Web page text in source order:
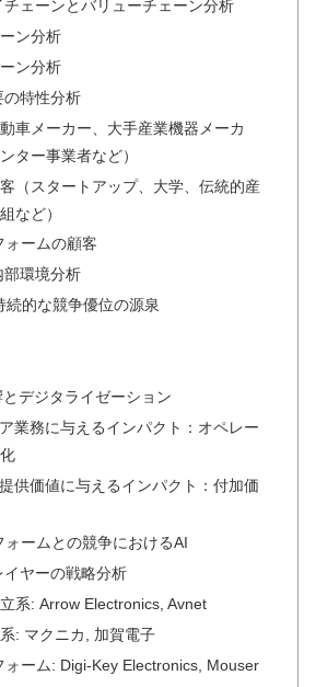
ェーンとバリューチェーン分析
ン分析
ン分析
の特性分析
車メーカー、大手産業機器メーカ
ター事業者など）
（スタートアップ、大学、伝統的産
など）
ォームの顧客
部環境分析
続的な競争優位の源泉
デジタライゼーション
業務に与えるインパクト：オペレー
供価値に与えるインパクト：付加価
ォームとの競争におけるAI
ヤーの戦略分析
系: Arrow Electronics, Avnet
: マクニカ, 加賀電子
ォーム: Digi-Key Electronics, Mouser